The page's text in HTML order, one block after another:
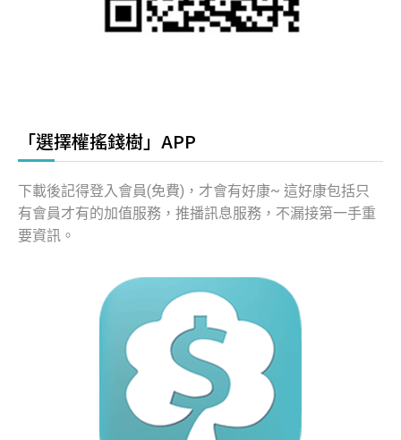
「選擇權搖錢樹」APP
下載後記得登入會員(免費)，才會有好康~ 這好康包括只
有會員才有的加值服務，推播訊息服務，不漏接第一手重
要資訊。